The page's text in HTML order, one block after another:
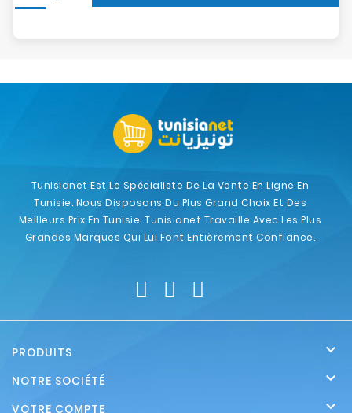
Tunisianet Est Le Spécialiste De La Vente En Ligne En
Tunisie. Nous Disposons Du Plus Grand Choix Et Des
Meilleurs Prix En Tunisie. Tunisianet Travaille Avec Les Plus
Grandes Marques Qui Lui Font Entièrement Confiance.
PRODUITS 
NOTRE SOCIÉTÉ 
VOTRE COMPTE 